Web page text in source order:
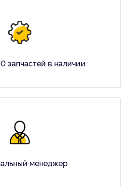
запчастей в наличии
менеджер